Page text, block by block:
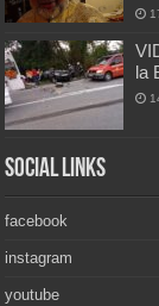
la
Social Links
facebook
instagram
youtube